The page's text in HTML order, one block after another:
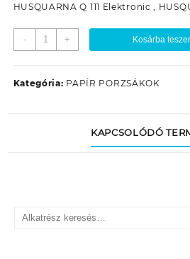
HUSQUARNA Q 111 Elektronic ,
-
PSZ-
P13
PORZSÁK
+ Kosárba
Kategória: PAPÍR PORZSÁKOK
KAPCSOLÓDÓ
Keresés